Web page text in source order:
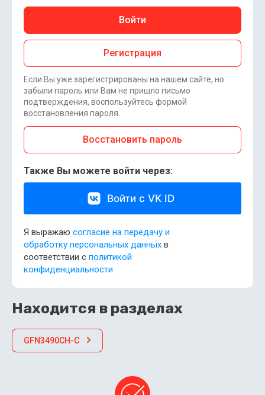
Войти
Регистрация
Если Вы уже зарегистрированы на нашем сайте, но
забыли пароль или Вам не пришло письмо
подтверждения, воспользуйтесь формой
восстановления пароля.
Восстановить пароль
Также Вы можете войти через:
Войти с VK ID
Я выражаю согласие на передачу и
обработку персональных данных в
соответствии с политикой
конфиденциальности
Находится в разделах
GFN3490CH-C